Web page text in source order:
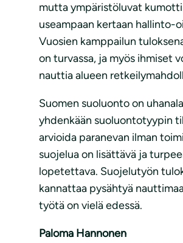
mutta ympäristöluvat
useampaan kertaan hallinto-
Vuosien kamppailun
on turvassa, ja myös ihmiset
nauttia alueen
Suomen suoluonto on
yhdenkään suoluontotyypin
arvioida paranevan ilman
suojelua on lisättävä ja
lopetettava. Suojelutyön
kannattaa pysähtyä
työtä on vielä edessä.
Paloma Hannonen